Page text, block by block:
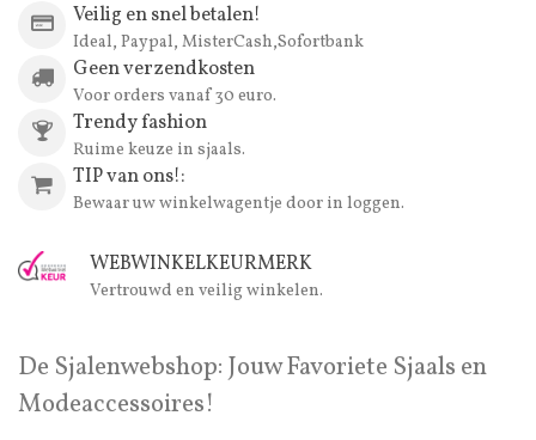
Veilig en snel betalen!
Ideal, Paypal, MisterCash,Sofortbank
Geen verzendkosten
Voor orders vanaf 30 euro.
Trendy fashion
Ruime keuze in sjaals.
TIP van ons!:
Bewaar uw winkelwagentje door in loggen.
WEBWINKELKEURMERK
Vertrouwd en veilig winkelen.
De Sjalenwebshop: Jouw Favoriete Sjaals en
Modeaccessoires!